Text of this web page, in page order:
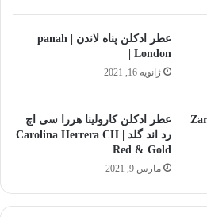
عطر ادکلن پناه لاندن | panah
London |
ژانویه 16, 2021
عطر ادکلن کارولینا هررا سی اچ
رد اند گلد | Carolina Herrera CH
Red & Gold
مارس 9, 2021